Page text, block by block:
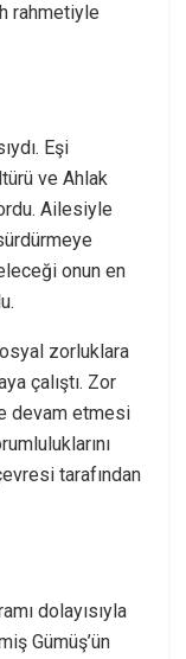
rahmetiyle
Eşi
ve Ahlak
Ailesiyle
onun en
zorluklara
çalıştı. Zor
devam etmesi
tarafından
dolayısıyla
Gümüş’ün